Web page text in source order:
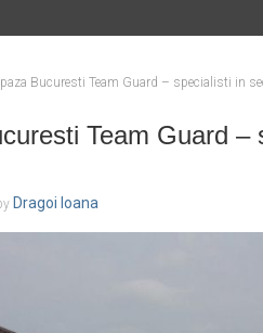
Bucuresti Team Guard – specialisti in
Team Guard –
Dragoi Ioana